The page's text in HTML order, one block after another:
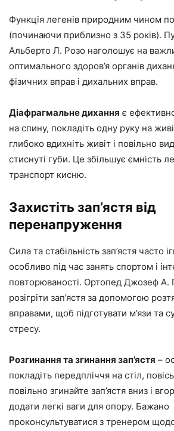
Функція легенів природним чином
(починаючи приблизно з 35 років).
Альберто Л. Розо наголошує на
оптимального здоров’я органів
фізичних вправ і дихальних вправ.
Діафрагмальне дихання є
на спину, покладіть одну руку на
глибоко вдихніть живіт і повільно
стиснуті губи. Це збільшує ємність
транспорт кисню.
Захистіть зап’ястя від
перенапруження
Сила та стабільність зап’ястя часто
особливо під час занять спортом і
повторюваності. Ортопед Джозеф А.
розігріти зап’ястя за допомогою
вправами, щоб підготувати м’язи та
стресу.
Розгинання та згинання зап’ястя –
покладіть передпліччя на стіл,
повільно згинайте зап’ястя вниз і
додати легкі ваги для опору. Бажано
проконсультуватися з тренером